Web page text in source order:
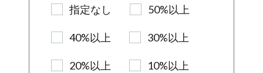
指定なし
50%以上
40%以上 30%以上
20%以上 10%以上